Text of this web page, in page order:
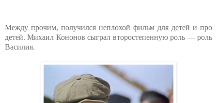
Между прочим, получился неплохой фильм для детей и про
детей. Михаил Кононов сыграл второстепенную роль — роль
Василия.